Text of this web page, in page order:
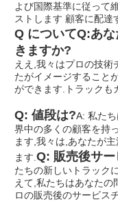
よび国際基準に従って
ストします 顧客に配達
Q についてQ:あな
きますか?
ええ,我々はプロの技術
たがイメージすること
ができます.
トラック
Q: 値段は?A: 私た
界中の多くの顧客を持
ます,我々は,あなたが
ます. Q: 販売後サ
たちの新しいトラック
えて,私たちはあなたの
ロの販売後のサービス